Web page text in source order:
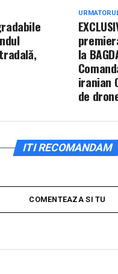
la
iranian
de
ITI RECOMANDAM
COMENTEAZA SI TU